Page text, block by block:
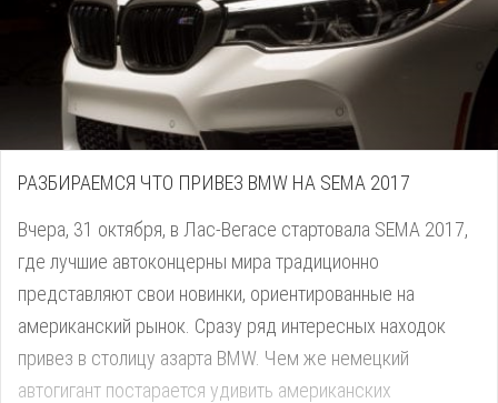
РАЗБИРАЕМСЯ ЧТО ПРИВЕЗ BMW НА SEMA 2017
Вчера, 31 октября, в Лас-Вегасе стартовала SEMA 2017,
где лучшие автоконцерны мира традиционно
представляют свои новинки, ориентированные на
американский рынок. Сразу ряд интересных находок
привез в столицу азарта BMW. Чем же немецкий
автогигант постарается удивить американских